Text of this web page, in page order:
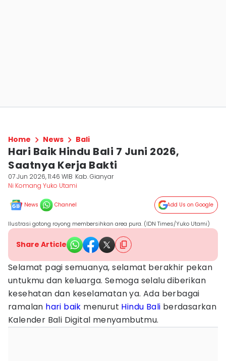
Home News Bali
Hari Baik Hindu Bali 7 Juni 2026,
Saatnya Kerja Bakti
07 Jun 2026, 11:46 WIB Kab. Gianyar
Ni Komang Yuko Utami
News Channel Add Us on Google
Ilustrasi gotong royong membersihkan area pura. (IDN Times/Yuko Utami)
Share Article
Selamat pagi semuanya, selamat berakhir pekan
untukmu dan keluarga. Semoga selalu diberikan
kesehatan dan keselamatan ya. Ada berbagai
ramalan hari baik menurut Hindu Bali berdasarkan
Kalender Bali Digital menyambutmu.